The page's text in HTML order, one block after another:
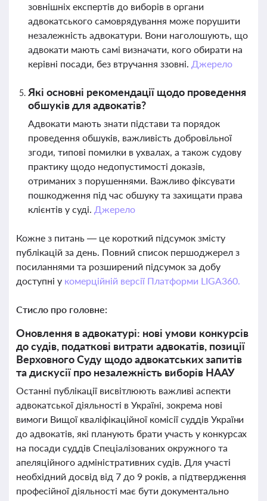
зовнішніх експертів до виборів в органи
адвокатського самоврядування може порушити
незалежність адвокатури. Вони наголошують, що
адвокати мають самі визначати, кого обирати на
керівні посади, без втручання ззовні. Джерело
Які основні рекомендації щодо проведення
обшуків для адвокатів?
Адвокати мають знати підстави та порядок
проведення обшуків, важливість добровільної
згоди, типові помилки в ухвалах, а також судову
практику щодо недопустимості доказів,
отриманих з порушеннями. Важливо фіксувати
пошкодження під час обшуку та захищати права
клієнтів у суді. Джерело
Кожне з питань — це короткий підсумок змісту
публікацій за день. Повний список першоджерел з
посиланнями та розширений підсумок за добу
доступні у комерційній версії Платформи LIGA360.
Стисло про головне:
Оновлення в адвокатурі: нові умови конкурсів
до судів, податкові витрати адвокатів, позиції
Верховного Суду щодо адвокатських запитів
та дискусії про незалежність виборів НААУ
Останні публікації висвітлюють важливі аспекти
адвокатської діяльності в Україні, зокрема нові
вимоги Вищої кваліфікаційної комісії суддів України
до адвокатів, які планують брати участь у конкурсах
на посади суддів Спеціалізованих окружного та
апеляційного адміністративних судів. Для участі
необхідний досвід від 7 до 9 років, а підтвердження
професійної діяльності має бути документально